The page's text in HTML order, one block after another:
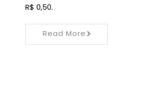
R$ 0,50.
Read More